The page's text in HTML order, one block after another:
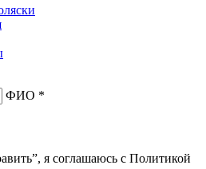
ФИО *
я соглашаюсь с Политикой